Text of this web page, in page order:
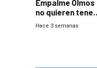
Empalme Olmos
no quieren tener
cerca una planta
Hace 3 semanas